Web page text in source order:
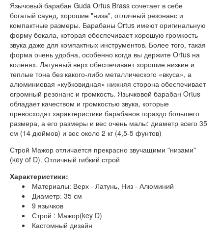
Язычовый барабан Guda Ortus Brass сочетает в себе
богатый саунд, хорошие "низа", отличный резонанс и
компактные размеры. Барабаны Ortus имеют оригинальную
форму бокала, которая обеспечивает хорошую громкость
звука даже для компактных инструментов. Более того, такая
форма очень удобна, особенно когда вы держите Ortus на
коленях. Латунный верх обеспечивает хорошие низкие и
теплые тона без какого-либо металлического «вкуса», а
алюминиевая «кубковидная» нижняя сторона обеспечивает
огромный резонанс и громкость. Язычковой барабан Ortus
обладает качеством и громкостью звука, которые
превосходят характеристики барабанов гораздо большего
размера, а его размеры и вес очень малы: диаметр всего 35
см (14 дюймов) и вес около 2 кг (4,5-5 фунтов)
Строй Мажор отличается прекрасно звучащими "низами"
(key of D). Отличный гибкий строй
Характеристики:
Материалы: Верх - Латунь, Низ - Алюминий
Диаметр: 35 см
9 язычков
Строй : Мажор(key D)
Кастомный дизайн